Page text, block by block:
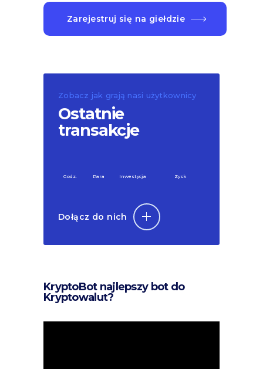
Zarejestruj się na giełdzie
Zobacz jak grają nasi użytkownicy
Ostatnie
transakcje
Godz. Para Inwestycja Zysk
Dołącz do nich
KryptoBot najlepszy bot do
Kryptowalut?